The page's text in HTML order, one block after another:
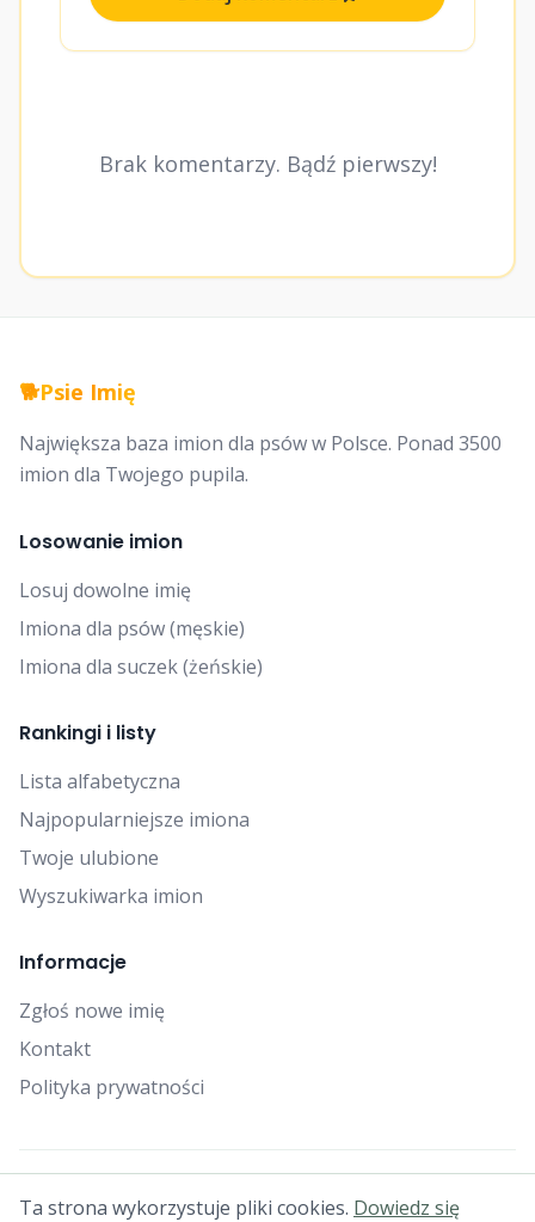
Brak komentarzy. Bądź pierwszy!
🐕Psie Imię
Największa baza imion dla psów w Polsce. Ponad 3500
imion dla Twojego pupila.
Losowanie imion
Losuj dowolne imię
Imiona dla psów (męskie)
Imiona dla suczek (żeńskie)
Rankingi i listy
Lista alfabetyczna
Najpopularniejsze imiona
Twoje ulubione
Wyszukiwarka imion
Informacje
Zgłoś nowe imię
Kontakt
Polityka prywatności
© 2025 Falcon Bytes. Wszelkie prawa zastrzeżone.
Ta strona wykorzystuje pliki cookies. Dowiedz się